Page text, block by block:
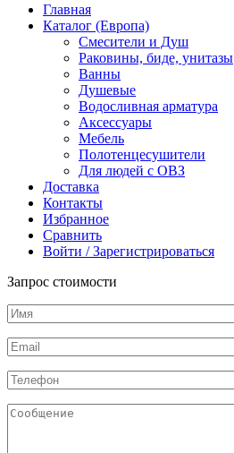
база
90
нержавеющая
Главная
Каталог (Европа)
Смесители и Душ
Раковины, биде, унитазы
Ванны
Душевые
Водосливная арматура
Аксессуары
Мебель
Полотенцесушители
Для людей с ОВЗ
Доставка
Контакты
Избранное
Сравнить
Войти / Зарегистрироваться
Запрос стоимости